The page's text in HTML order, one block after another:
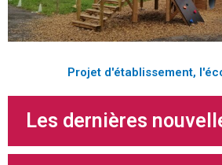
Projet d'établissement,
Les dernières